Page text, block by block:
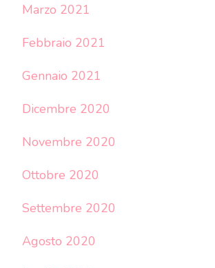
Marzo 2021
Febbraio 2021
Gennaio 2021
Dicembre 2020
Novembre 2020
Ottobre 2020
Settembre 2020
Agosto 2020